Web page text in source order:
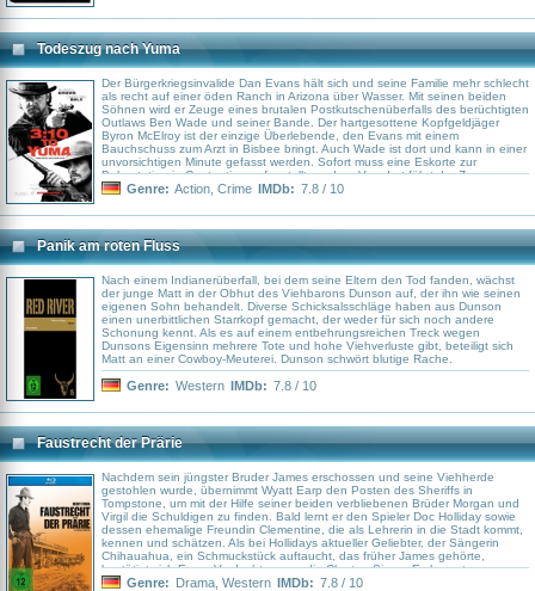
fehl. Denn die Underdogs entwickeln plötzlich außerordentliche Fähigkeiten,
wenn es darum geht, ihr Hab und Gut zu verteidigen. Und auch Sing findet
bald heraus, dass er selbst ebenfalls über ungeahnte Kräfte verfügt, die ihn
zum größten Kung-Fu-Meister aller Zeiten werden lassen, und dass sein
Schicksal noch einen ganz bestimmten Auftrag für ihn bereithält…
Todeszug nach Yuma
Der Bürgerkriegsinvalide Dan Evans hält sich und seine Familie mehr schlecht
als recht auf einer öden Ranch in Arizona über Wasser. Mit seinen beiden
Söhnen wird er Zeuge eines brutalen Postkutschenüberfalls des berüchtigten
Outlaws Ben Wade und seiner Bande. Der hartgesottene Kopfgeldjäger
Byron McElroy ist der einzige Überlebende, den Evans mit einem
Bauchschuss zum Arzt in Bisbee bringt. Auch Wade ist dort und kann in einer
unvorsichtigen Minute gefasst werden. Sofort muss eine Eskorte zur
Bahnstation in Contention aufgestellt werden. Von dort fährt der Zug zum
Staatsgefängnis nach Yuma wöchentlich um Punkt 3 Uhr 10 ab. Um zu
Deal ein: Für $200 soll er gemeinsam mit einer Handvoll Männer den
Gangster zur Bahnstation bringen. Doch Wades fanatische Komplizen lassen
nichts unversucht, um ihren Anführer zu befreien.
Genre: Action Crime IMDb: 7.8 / 10
Panik am roten Fluss
Nach einem Indianerüberfall, bei dem seine Eltern den Tod fanden, wächst
der junge Matt in der Obhut des Viehbarons Dunson auf, der ihn wie seinen
eigenen Sohn behandelt. Diverse Schicksalsschläge haben aus Dunson
einen unerbittlichen Starrkopf gemacht, der weder für sich noch andere
Schonung kennt. Als es auf einem entbehrungsreichen Treck wegen
Dunsons Eigensinn mehrere Tote und hohe Viehverluste gibt, beteiligt sich
Matt an einer Cowboy-Meuterei. Dunson schwört blutige Rache.
Genre: Western IMDb: 7.8 / 10
Faustrecht der Prärie
Nachdem sein jüngster Bruder James erschossen und seine Viehherde
gestohlen wurde, übernimmt Wyatt Earp den Posten des Sheriffs in
Tompstone, um mit der Hilfe seiner beiden verbliebenen Brüder Morgan und
Virgil die Schuldigen zu finden. Bald lernt er den Spieler Doc Holliday sowie
dessen ehemalige Freundin Clementine, die als Lehrerin in die Stadt kommt,
kennen und schätzen. Als bei Hollidays aktueller Geliebter, der Sängerin
Chihauahua, ein Schmuckstück auftaucht, das früher James gehörte,
bestätigt sich Earps Verdacht gegen die Clanton-Sippe. Es kommt zum
großen Showdown am O.K. Corral.
Genre: Drama Western IMDb: 7.8 / 10